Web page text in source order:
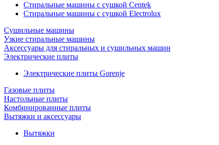
Стиральные машины с сушкой Centek
Стиральные машины с сушкой Electrolux
Сушильные машины
Узкие стиральные машины
Аксессуары для стиральных и сушильных машин
Электрические плиты
Электрические плиты Gorenje
Газовые плиты
Настольные плиты
Комбинированные плиты
Вытяжки и аксессуары
Вытяжки